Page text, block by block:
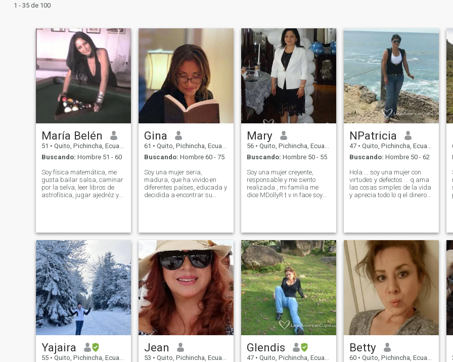
1 - 35 de 100
María Belén
51 • Quito, Pichincha, Ecuador
Buscando: Hombre 51 - 60
Soy física matemática, me
gusta bailar salsa, caminar
por la selva, leer libros de
astrofísica, jugar ajedréz y
incoctactadas como los
waoranis o los záparas.
Gina
61 • Quito, Pichincha, Ecuador
Buscando: Hombre 60 - 75
Soy una mujer seria,
madura, que ha vivido en
diferentes países, educada y
decidida a encontrar su
quiero compartir mi vida con
la correcta. Me gustan los
animales y hago trabajo de
caridad. Me encanta el tenis,
nadar, bailar y disfrutar de
un buen libro en la playa. Soy
muy organizado, sencillo y
romántico. Me gusta escribir
y tengo una especialización
en literatura.
Mary
56 • Quito, Pichincha, Ecuador
Buscando: Hombre 50 - 55
Soy una mujer creyente,
responsable y me siento
realizada , mi familia me
dice MDollyR t v in face soy
mayores máximo 7 años de
diferencia.
NPatricia
47 • Quito, Pichincha, Ecuador
Buscando: Hombre 50 - 62
Hola ... soy una mujer con
virtudes y defectos ... q ama
las cosas simples de la vida
y aprecia todo lo q el dinero
estrelladas, leer un buen
libro sobre la proa de un
barco mirando el azul del
cielo, unirse con el azul del
mar, soy muy soñadora pero
con los pies bien puestos en
la tierra y estoy clara q el
tiempo pasa, y este no
perdona a nadie, pero le deja
otro tipo de belleza y
sabiduría, q muchos no
aprecian
Yajaira
55 • Quito, Pichincha, Ecuador
Jean
53 • Quito, Pichincha, Ecuador
Glendis
47 • Quito, Pichincha, Ecuador
Betty
60 • Quito, Pichincha, Ecuador